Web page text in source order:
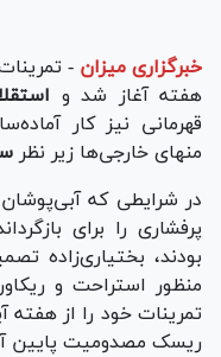
خبرگزاری میزان -
هفته آغاز شد و
قهرمانی نیز کار
منهای خارجی‌ها زیر نظر
در شرایطی که
پرفشاری را برای
بودند، بختیاری‌زاده
منظور استراحت و
تمرینات خود را از
ریسک مصدومیت پایین